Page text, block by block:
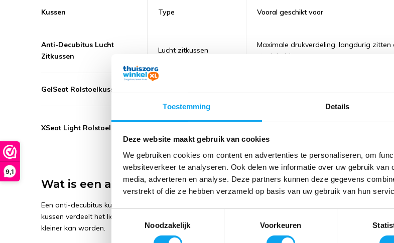
Toestemming Details
Deze website maakt gebruik van cookies
We gebruiken cookies om content en advertenties te personaliseren, om
websiteverkeer te analyseren. Ook delen we informatie over uw gebruik
media, adverteren en analyse. Deze partners kunnen deze gegevens
verstrekt of die ze hebben verzameld op basis van uw gebruik van hun
Toestemmingsselectie
Noodzakelijk
Voorkeuren
9,1
Kussen Type Vooral geschikt voor
Anti-Decubitus Lucht
Zitkussen
Lucht zitkussen
Maximale drukverdeling, langdurig zitten
stevigheid
GelSeat Rolstoelkussen
XSeat Light Rolstoelkussen
HR-schuim en visco
Wat is een anti-decubitus kussen?
Een anti-decubitus kussen is een drukverlagend zitkussen dat helpt om drukpunten bij langdurig zitten te
kussen verdeelt het lichaamsgewicht beter over het zitoppervlak, waardoor de kans op drukplekken en
kleiner kan worden.